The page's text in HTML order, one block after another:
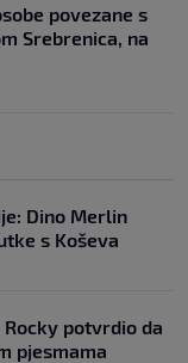
povezane s
Srebrenica, na
Dino Merlin
s Koševa
potvrdio da
pjesmama